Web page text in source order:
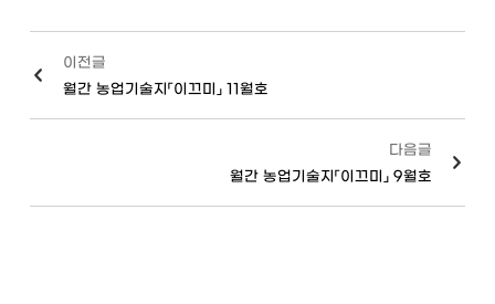
이전글
월간 농업기술지「이끄미」 11월호
다음글
월간 농업기술지「이끄미」 9월호